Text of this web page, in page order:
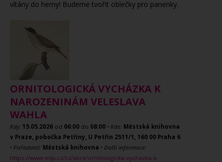
vítány do herny! Budeme tvořit oblečky pro panenky.
ORNITOLOGICKÁ VYCHÁZKA K
NAROZENINÁM VELESLAVA
WAHLA
Kdy: 15.05.2026 od 06:00 do 08:00 • Kde: Městská knihovna
v Praze, pobočka Petřiny, U Petřin 2511/1, 160 00 Praha 6
• Pořadatel: Městská knihovna • Další informace:
https://www.mlp.cz/cz/akce/ornitologicka-vychazka-k-